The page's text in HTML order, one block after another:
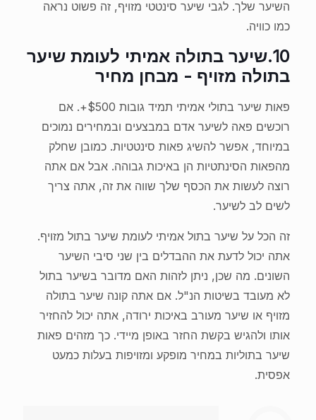
השיער שלך. לגבי שיער סינטטי מזויף, זה פשוט נראה
כמו כוויה.
10. שיער בתולה אמיתי לעומת שיער
בתולה מזויף - מבחן מחיר
פאות שיער בתולי אמיתי תמיד גובות $500+. אם
רוכשים פאה לשיער אדם במבצעים ובמחירים נמוכים
במיוחד, אפשר להשיג פאות סינטטיות. כמובן שחלק
מהפאות הסינתטיות הן באיכות גבוהה. אבל אם אתה
רוצה לעשות את הכסף שלך שווה את זה, אתה צריך
לשים לב לשיער.
זה הכל על שיער בתול אמיתי לעומת שיער בתול מזויף.
אתה יכול לדעת את ההבדלים בין שני סיבי השיער
השונים. מה שכן, ניתן לזהות האם מדובר בשיער בתול
לא מעובד בשיטות הנ"ל. אם אתה קונה שיער בתולה
מזויף או שיער מעורב באיכות ירודה, אתה יכול להחזיר
אותו ולהגיש בקשת החזר באופן מיידי. כך מזהים פאות
שיער בתוליות במחיר מופקע ומזויפות בעלות כמעט
אפסית.